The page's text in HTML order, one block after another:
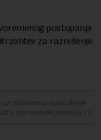
postupanja
zahtev za razrešenje
obavezno navođenje
na novaekonomija.rs